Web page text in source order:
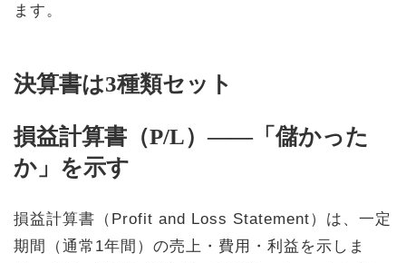
ます。
決算書は3種類セット
損益計算書（P/L）——「儲かった
か」を示す
損益計算書（Profit and Loss Statement）は、一定
期間（通常1年間）の売上・費用・利益を示しま